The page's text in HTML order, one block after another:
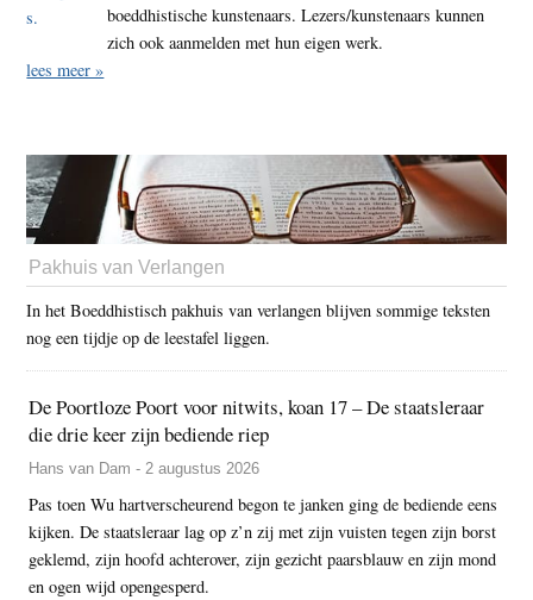
boeddhistische kunstenaars. Lezers/kunstenaars kunnen
zich ook aanmelden met hun eigen werk.
lees meer »
Pakhuis van Verlangen
In het Boeddhistisch pakhuis van verlangen blijven sommige teksten
nog een tijdje op de leestafel liggen.
De Poortloze Poort voor nitwits, koan 17 – De staatsleraar
die drie keer zijn bediende riep
Hans van Dam - 2 augustus 2026
Pas toen Wu hartverscheurend begon te janken ging de bediende eens
kijken. De staatsleraar lag op z’n zij met zijn vuisten tegen zijn borst
geklemd, zijn hoofd achterover, zijn gezicht paarsblauw en zijn mond
en ogen wijd opengesperd.